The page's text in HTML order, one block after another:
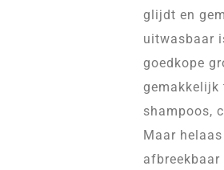
glijdt en
uitwasbaar
goedkope
gemakkelijk
shampoos,
Maar
afbreekbaar